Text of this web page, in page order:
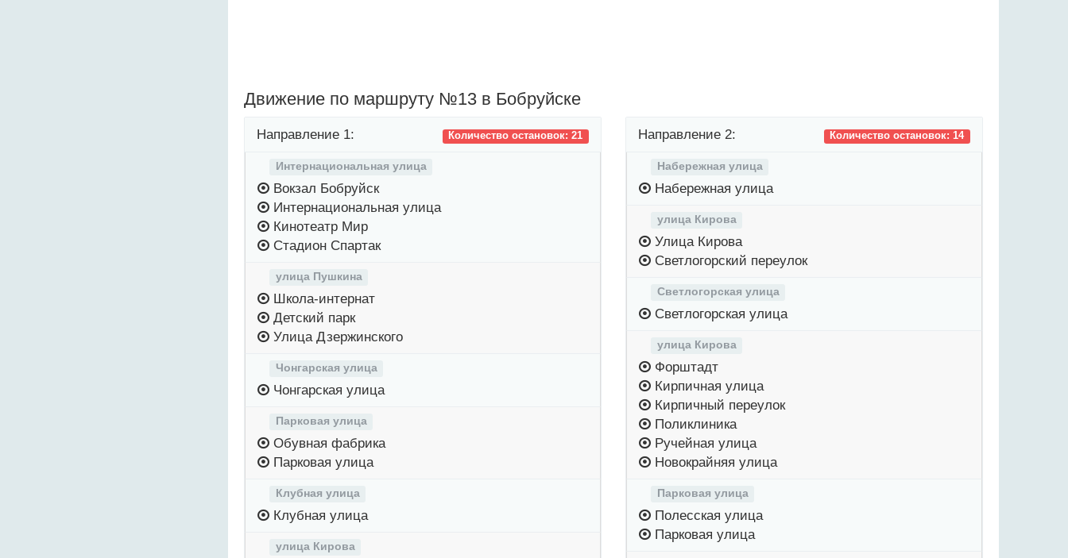
Движение по маршруту №13 в Бобруйске
Количество остановок: 21
Направление 1:
Интернациональная улица
Вокзал Бобруйск
Интернациональная улица
Кинотеатр Мир
Стадион Спартак
улица Пушкина
Школа-интернат
Детский парк
Улица Дзержинского
Чонгарская улица
Чонгарская улица
Парковая улица
Обувная фабрика
Парковая улица
Клубная улица
Клубная улица
улица Кирова
Количество остановок: 14
Направление 2:
Набережная улица
Набережная улица
улица Кирова
Улица Кирова
Светлогорский переулок
Светлогорская улица
Светлогорская улица
улица Кирова
Форштадт
Кирпичная улица
Кирпичный переулок
Поликлиника
Ручейная улица
Новокрайняя улица
Парковая улица
Полесская улица
Парковая улица